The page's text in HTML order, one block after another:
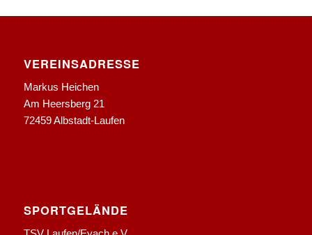
VEREINSADRESSE
Markus Heichen
Am Heersberg 21
72459 Albstadt-Laufen
SPORTGELÄNDE